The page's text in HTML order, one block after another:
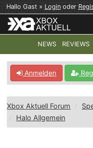
Hallo Gast »Loginoder
NEWS REVIEWS
TOP-THEMEN: COD:
Anmelden
Xbox Aktuell Forum
Halo Allgemein